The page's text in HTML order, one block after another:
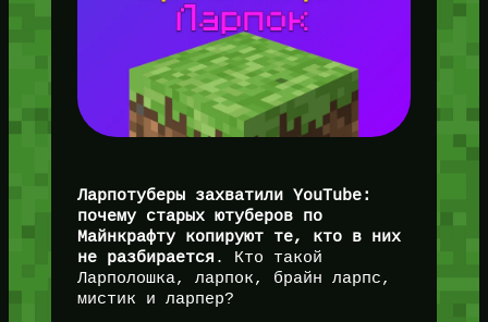
Ларпотуберы захватили YouTube:
почему старых ютуберов по
Майнкрафту копируют те, кто в них
не разбирается . Кто такой
Ларполошка, ларпок, брайн ларпс,
мистик и ларпер?